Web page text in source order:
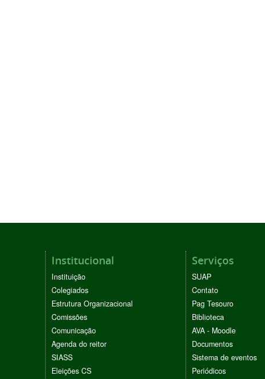
Institucional
Instituição
Colegiados
Estrutura Organizacional
Comissões
Comunicação
Agenda do reitor
SIASS
Eleições CS
Serviços
SUAP
Contato
Pag Tesouro
Biblioteca
AVA - Moodle
Documentos
Sistema de eventos
Periódicos